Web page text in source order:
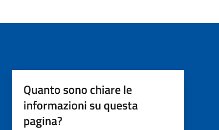
Quanto sono chiare le
informazioni su questa
pagina?